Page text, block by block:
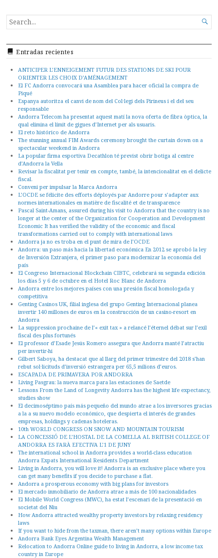
SEARCH
FOR...

Entradas recientes
ANTICIPER L’ENNEIGEMENT FUTUR DES STATIONS DE SKI POUR
ORIENTER LES CHOIX D’AMÉNAGEMENT
El FC Andorra convocará una Asamblea para hacer oficial la compra de
Piqué
Espanya autoritza el canvi de nom del Col·legi dels Pirineus i el del seu
responsable
Andorra Telecom ha presentat aquest matí la nova oferta de fibra òptica, la
qual elimina el límit de gigues d’Internet per als usuaris.
El reto histórico de Andorra
The stunning annual FIM Awards ceremony brought the curtain down on a
spectacular weekend in Andorra
La popular firma esportiva Decathlon té previst obrir botiga al centre
d’Andorra la Vella
Revisar la fiscalitat per tenir en compte, també, la intencionalitat en el delicte
fiscal.
Conveni per impulsar la Marca Andorra
L’OCDE se félicite des efforts déployés par Andorre pour s’adapter aux
normes internationales en matière de fiscalité et de transparence
Pascal Saint-Amans, assured during his visit to Andorra that the country is no
longer at the center of the Organization for Cooperation and Development
Economic It has verified the validity of the economic and fiscal
transformations carried out to comply with international laws
Andorra ja no es troba en el punt de mira de l’OCDE
Andorra: un paso más hacia la libertad económica En 2012 se aprobó la ley
de Inversión Extranjera, el primer paso para modernizar la economía del
país
El Congreso Internacional Blockchain CIBTC, celebrará su segunda edición
los días 5 y 6 de octubre en el Hotel Roc Blanc de Andorra
Andorra entre los mejores países con una presión fiscal homologada y
competitiva
Genting Casinos UK, filial inglesa del grupo Genting Internacional planea
invertir 140 millones de euros en la construcción de un casino-resort en
Andorra
La suppression prochaine de l’« exit tax » a relancé l’éternel débat sur l’exil
fiscal des plus fortunés
El professor d’Esade Jesús Romero assegura que Andorra manté l’atractiu
per invertir-hi
Gilbert Saboya, ha destacat que al llarg del primer trimestre del 2018 s’han
rebut sol·licituds d’inversió estrangera per 65,5 milions d’euros.
ESCAPADA DE PRIMAVERA POR ANDORRA
Living Pasgrau: la nueva marca para las estaciones de Saetde
Lessons From the Land of Longevity Andorra has the highest life expectancy,
studies show
El decimoséptimo país más pequeño del mundo atrae a los inversores gracias
a la a su nuevo modelo económico, que despierta el interés de grandes
empresas, holdings y cadenas hoteleras.
10th WORLD CONGRESS ON SNOW AND MOUNTAIN TOURISM
LA CONCESSIÓ DE L’HOSTAL DE LA COMELLA AL BRITISH COLLEGE OF
ANDORRA ES FARÀ EFECTIVA L’1 DE JUNY
The international school in Andorra provides a world-class education
Andorra Expats International Residents Department
Living in Andorra, you will love it! Andorra is an exclusive place where you
can get many benefits if you decide to purchase a flat.
Andorra a prosperous economy with big plans for investors
El mercado inmobiliario de Andorra atrae a más de 100 nacionalidades
El Mobile World Congress (MWC), ha estat l’escenari de la presentació en
societat del Niu
How Andorra attracted wealthy property investors by relaxing residency
laws
If you want to hide from the taxman, there aren’t many options within Europe
Andorra Bank Eyes Argentina Wealth Management
Relocation to Andorra Online guide to living in Andorra, a low income tax
country in Europe